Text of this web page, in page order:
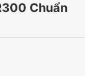
Chuẩn